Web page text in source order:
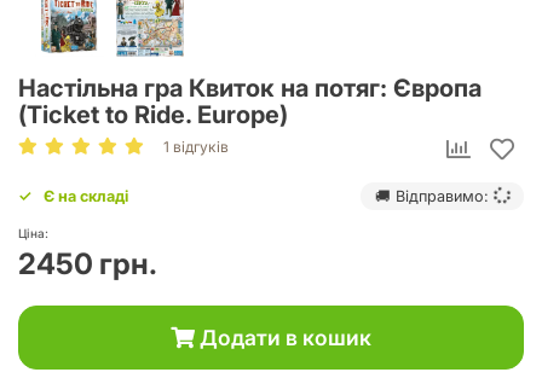
Настільна гра Квиток на потяг: Європа
(Ticket to Ride. Europe)
1 відгуків
Є на складі 🚚 Відправимо:
Ціна:
2450 грн.
Додати в кошик